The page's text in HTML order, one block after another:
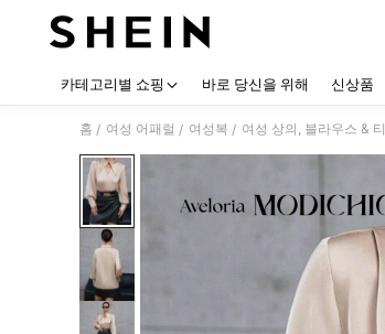
카테고리별 쇼핑 바로 당신을 위해 신상품
홈 / 여성 어패럴 / 여성복 / 여성 상의, 블라우스 & 티